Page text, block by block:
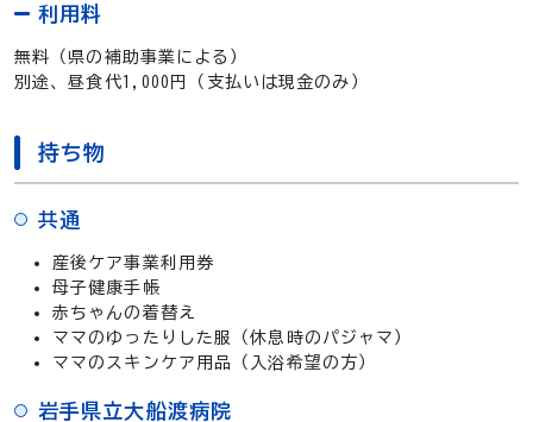
利用料
無料（県の補助事業による）
別途、昼食代1,000円（支払いは現金のみ）
持ち物
共通
産後ケア事業利用券
母子健康手帳
赤ちゃんの着替え
ママのゆったりした服（休息時のパジャマ）
ママのスキンケア用品（入浴希望の方）
岩手県立大船渡病院